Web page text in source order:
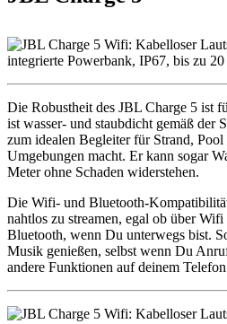
Die Robustheit des JBL Charge 5 ist
ist wasser- und staubdicht gemäß der
zum idealen Begleiter für Strand, Pool
Umgebungen macht. Er kann sogar
Meter ohne Schaden widerstehen.
Die Wifi- und Bluetooth-
nahtlos zu streamen, egal ob über
Bluetooth, wenn Du unterwegs bist.
Musik genießen, selbst wenn Du
andere Funktionen auf deinem